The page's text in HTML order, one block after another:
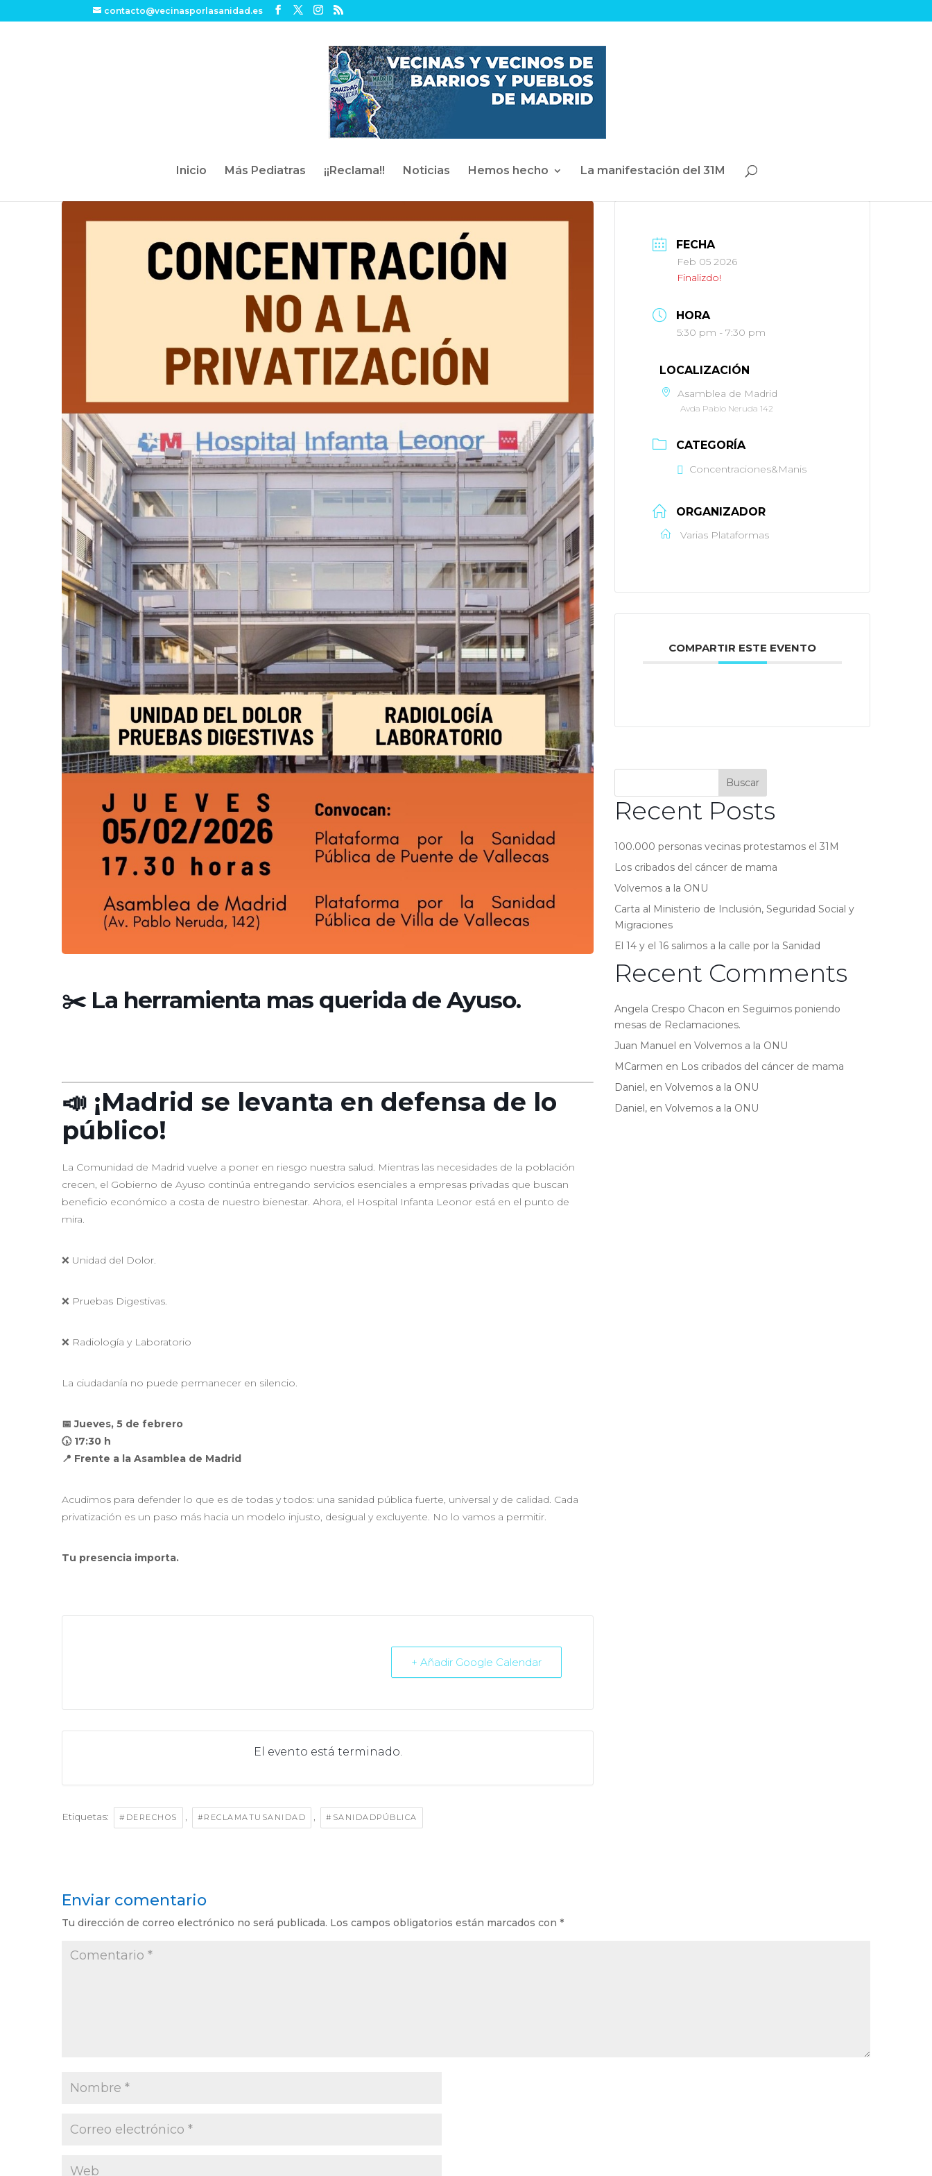
contacto@vecinasporlasanidad.es
Inicio Más Pediatras ¡¡Reclama!! Noticias Hemos hecho La manifestación del 31M
✂️ La herramienta mas querida de Ayuso.
📣 ¡Madrid se levanta en defensa de lo
público!
La Comunidad de Madrid vuelve a poner en riesgo nuestra salud. Mientras las necesidades de la población
crecen, el Gobierno de Ayuso continúa entregando servicios esenciales a empresas privadas que buscan
beneficio económico a costa de nuestro bienestar. Ahora, el Hospital Infanta Leonor está en el punto de
mira.
❌ Unidad del Dolor.
❌ Pruebas Digestivas.
❌ Radiología y Laboratorio
La ciudadanía no puede permanecer en silencio.
📅 Jueves, 5 de febrero
🕠 17:30 h
📍 Frente a la Asamblea de Madrid
Acudimos para defender lo que es de todas y todos: una sanidad pública fuerte, universal y de calidad. Cada
privatización es un paso más hacia un modelo injusto, desigual y excluyente. No lo vamos a permitir.
Tu presencia importa.
+ Añadir Google Calendar
El evento está terminado.
Etiquetas: #DERECHOS #RECLAMATUSANIDAD #SANIDADPÚBLICA
FECHA
Feb 05 2026
Finalizdo!
HORA
5:30 pm - 7:30 pm
LOCALIZACIÓN
Asamblea de Madrid
Avda Pablo Neruda 142
CATEGORÍA
Concentraciones&Manis
ORGANIZADOR
Varias Plataformas
COMPARTIR ESTE EVENTO
Buscar
Recent Posts
100.000 personas vecinas protestamos el 31M
Los cribados del cáncer de mama
Volvemos a la ONU
Carta al Ministerio de Inclusión, Seguridad Social y
Migraciones
El 14 y el 16 salimos a la calle por la Sanidad
Recent Comments
Angela Crespo Chacon enSeguimos poniendo
mesas de Reclamaciones.
Juan Manuel enVolvemos a la ONU
MCarmen en Los cribados del cáncer de mama
Daniel, enVolvemos a la ONU
Daniel, enVolvemos a la ONU
Enviar comentario
Tu dirección de correo electrónico no será publicada. Los campos obligatorios están marcados con *